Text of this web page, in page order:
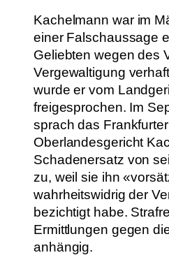
Kachelmann war im
einer Falschaussage
Geliebten wegen des
Vergewaltigung
wurde er vom
freigesprochen. Im
sprach das Frankfurter
Oberlandesgericht
Schadenersatz von
zu, weil sie ihn
wahrheitswidrig der
bezichtigt habe.
Ermittlungen gegen
anhängig.